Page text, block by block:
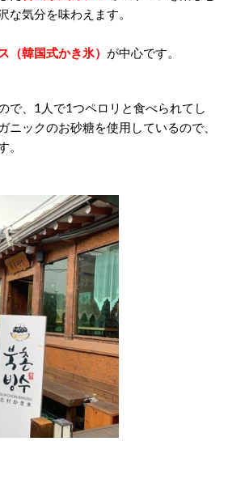
な気分を味わえます。
（韓国式かき氷） が中心です。
で、1人で1つペロリと食べられてし
ニックのお砂糖を使用しているので、
。